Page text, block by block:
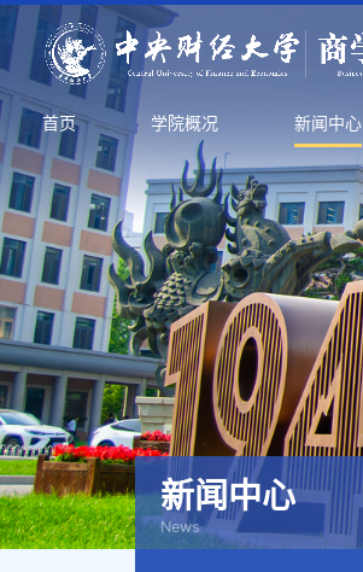
首页 学院概况 新闻中心
新闻中心
News